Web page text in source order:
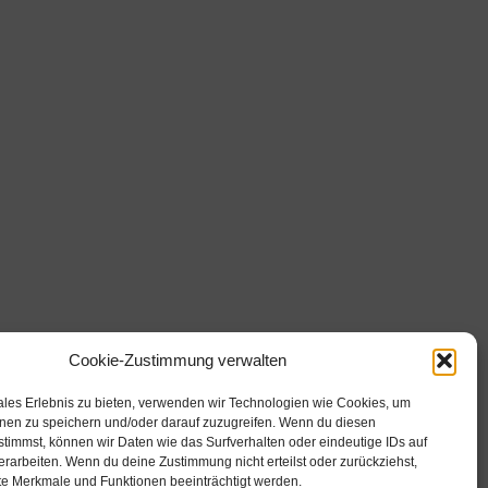
Cookie-Zustimmung verwalten
Erlebnis zu bieten, verwenden wir Technologien wie Cookies, um
zu speichern und/oder darauf zuzugreifen. Wenn du diesen
können wir Daten wie das Surfverhalten oder eindeutige IDs auf
Wenn du deine Zustimmung nicht erteilst oder zurückziehst,
Merkmale und Funktionen beeinträchtigt werden.
Impressum
Datenschutz